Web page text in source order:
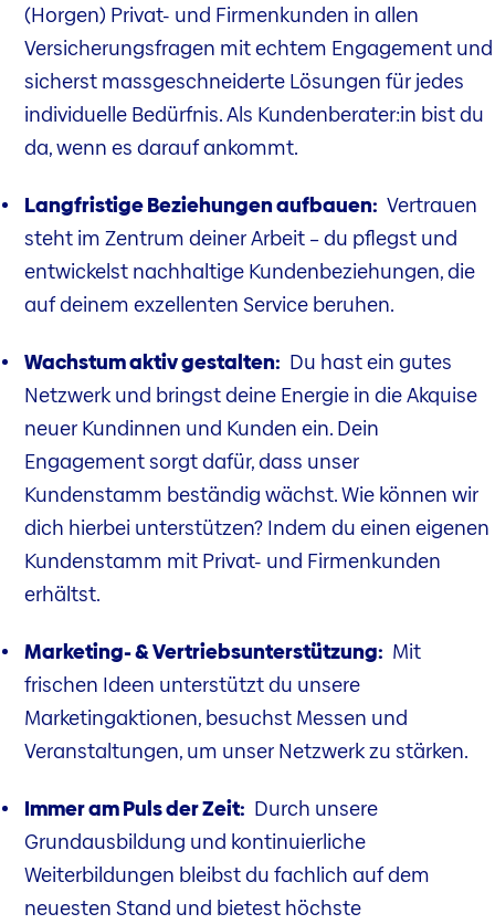
(Horgen) Privat- und Firmenkunden in allen
Versicherungsfragen mit echtem Engagement und
sicherst massgeschneiderte Lösungen für jedes
individuelle Bedürfnis. Als Kundenberater:in bist du
da, wenn es darauf ankommt.
Langfristige Beziehungen aufbauen: Vertrauen
steht im Zentrum deiner Arbeit – du pflegst und
entwickelst nachhaltige Kundenbeziehungen, die
auf deinem exzellenten Service beruhen.
Wachstum aktiv gestalten: Du hast ein gutes
Netzwerk und bringst deine Energie in die Akquise
neuer Kundinnen und Kunden ein. Dein
Engagement sorgt dafür, dass unser
Kundenstamm beständig wächst. Wie können wir
dich hierbei unterstützen? Indem du einen eigenen
Kundenstamm mit Privat- und Firmenkunden
erhältst.
Marketing- & Vertriebsunterstützung: Mit
frischen Ideen unterstützt du unsere
Marketingaktionen, besuchst Messen und
Veranstaltungen, um unser Netzwerk zu stärken.
Immer am Puls der Zeit: Durch unsere
Grundausbildung und kontinuierliche
Weiterbildungen bleibst du fachlich auf dem
neuesten Stand und bietest höchste